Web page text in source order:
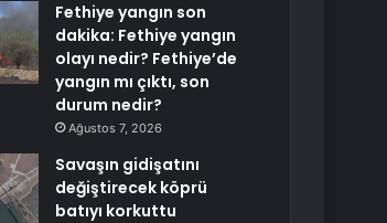
Fethiye yangın son
dakika: Fethiye yangın
olayı nedir? Fethiye’de
yangın mı çıktı, son
durum nedir?
Ağustos 7, 2026
Savaşın gidişatını
değiştirecek köprü
batıyı korkuttu